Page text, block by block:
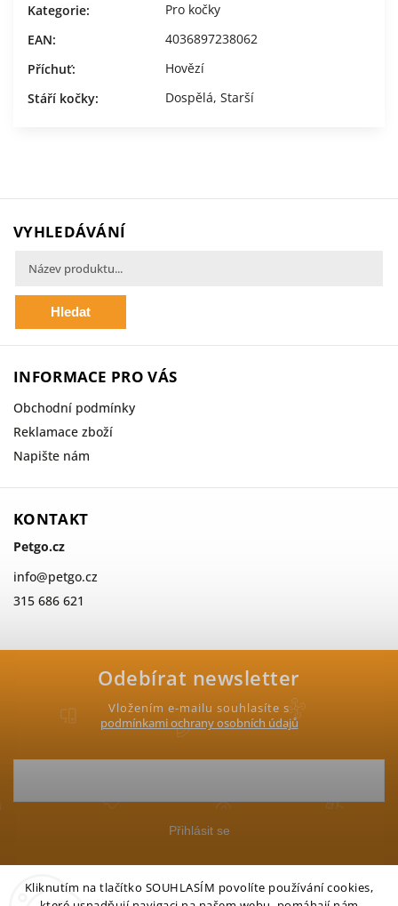
Kliknutím na tlačítko SOUHLASÍM povolíte používání cookies,
Kategorie:
Pro kočky
EAN:
4036897238062
Příchuť:
Hovězí
Stáří kočky: Dospělá, Starší
Odebírat newsletter
Vložením e-mailu souhlasíte s
podmínkami ochrany osobních údajů
Přihlásit se
VYHLEDÁVÁNÍ
Hledat
INFORMACE PRO VÁS
Obchodní podmínky
Reklamace zboží
Napište nám
KONTAKT
Petgo.cz
info@petgo.cz
315 686 621